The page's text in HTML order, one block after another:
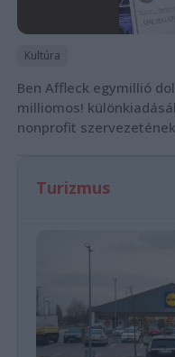
Kultúra
Ben Affleck egymillió
milliomos!
nonprofit
Turizmus